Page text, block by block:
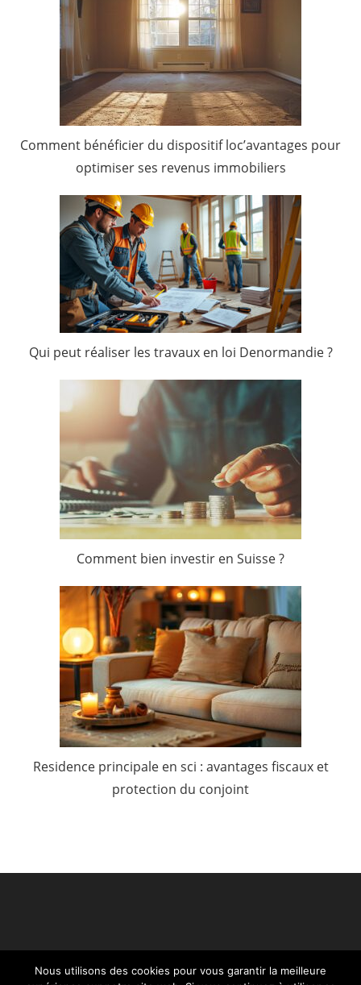
Comment bénéficier du dispositif loc’avantages pour
optimiser ses revenus immobiliers
Qui peut réaliser les travaux en loi Denormandie ?
Comment bien investir en Suisse ?
Residence principale en sci : avantages fiscaux et
protection du conjoint
Nous utilisons des cookies pour vous garantir la meilleure